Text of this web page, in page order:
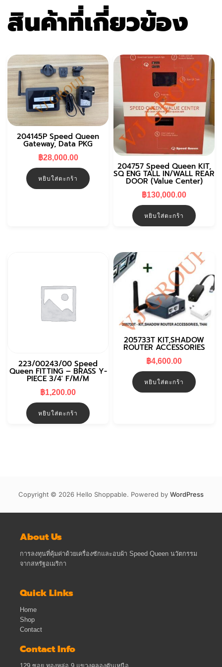
สินค้าที่เกี่ยวข้อง
204145P Speed Queen
Gateway, Data PKG
฿28,000.00
หยิบใส่ตะกร้า
204757 Speed Queen KIT,
SQ ENG TALL IN/WALL REAR
DOOR (Value Center)
฿130,000.00
หยิบใส่ตะกร้า
223/00243/00 Speed
Queen FITTING – BRASS Y-
PIECE 3/4′ F/M/M
฿1,200.00
หยิบใส่ตะกร้า
205733T KIT,SHADOW
ROUTER ACCESSORIES
฿4,600.00
หยิบใส่ตะกร้า
Copyright © 2026 Hello Shoppable. Powered by WordPress
About Us
การลงทุนที่คุ้มค่าด้วยเครื่องซักและอบผ้า Speed Queen นวัตกรรม
จากสหรัฐอเมริกา
Quick Links
Home
Shop
Contact
Contact Info